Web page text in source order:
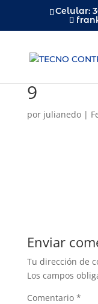
Celular:
9
por julianedo|
Enviar
Tu dirección de
Los campos
Comentario *